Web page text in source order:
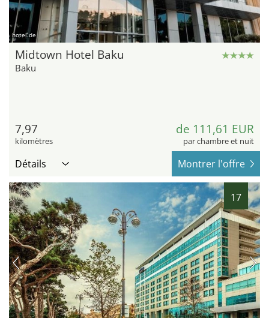
hotel.de
Midtown Hotel Baku
Baku
7,97
kilomètres
de 111,61 EUR
par chambre et nuit
Détails Montrer l'offre
17